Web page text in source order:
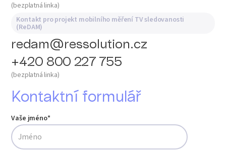
(bezplatná linka)
Kontakt pro projekt mobilního měření TV sledovanosti
(ReDAM)
redam@ressolution.cz
+420 800 227 755
(bezplatná linka)
Kontaktní formulář
Vaše jméno*